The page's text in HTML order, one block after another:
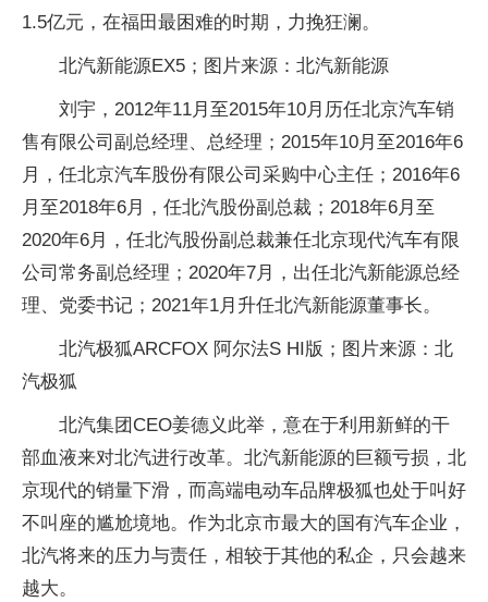
1.5亿元，在福田最困难的时期，力挽狂澜。
北汽新能源EX5；图片来源：北汽新能源
刘宇，2012年11月至2015年10月历任北京汽车销
售有限公司副总经理、总经理；2015年10月至2016年6
月，任北京汽车股份有限公司采购中心主任；2016年6
月至2018年6月，任北汽股份副总裁；2018年6月至
2020年6月，任北汽股份副总裁兼任北京现代汽车有限
公司常务副总经理；2020年7月，出任北汽新能源总经
理、党委书记；2021年1月升任北汽新能源董事长。
北汽极狐ARCFOX 阿尔法S HI版；图片来源：北
汽极狐
北汽集团CEO姜德义此举，意在于利用新鲜的干
部血液来对北汽进行改革。北汽新能源的巨额亏损，北
京现代的销量下滑，而高端电动车品牌极狐也处于叫好
不叫座的尴尬境地。作为北京市最大的国有汽车企业，
北汽将来的压力与责任，相较于其他的私企，只会越来
越大。